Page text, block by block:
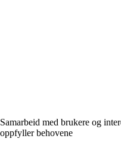
Samarbeid med brukere og
oppfyller behovene